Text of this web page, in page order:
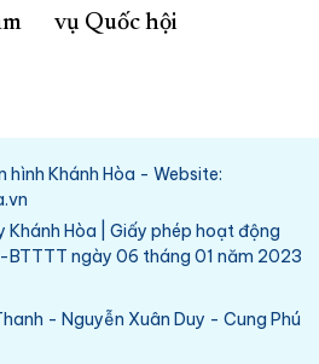
vụ Quốc hội
hình Khánh Hòa - Website:
Khánh Hòa | Giấy phép hoạt động
ngày 06 tháng 01 năm 2023
- Nguyễn Xuân Duy - Cung Phú